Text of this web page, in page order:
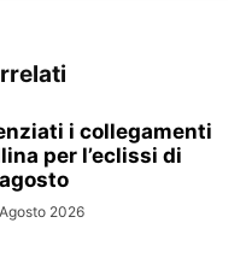
i collegamenti
per l’eclissi di
2026